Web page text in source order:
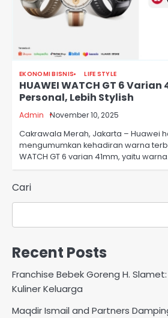
EKONOMI BISNIS LIFE STYLE
HUAWEI WATCH GT 6 Varian
Personal, Lebih Stylish
Admin November 10, 2025
Cakrawala Merah, Jakarta – Huawei
mengumumkan kehadiran warna
WATCH GT 6 varian 41mm, yaitu
Cari
Recent Posts
Franchise Bebek Goreng H.
Kuliner Keluarga
Maqdir Ismail and Partners